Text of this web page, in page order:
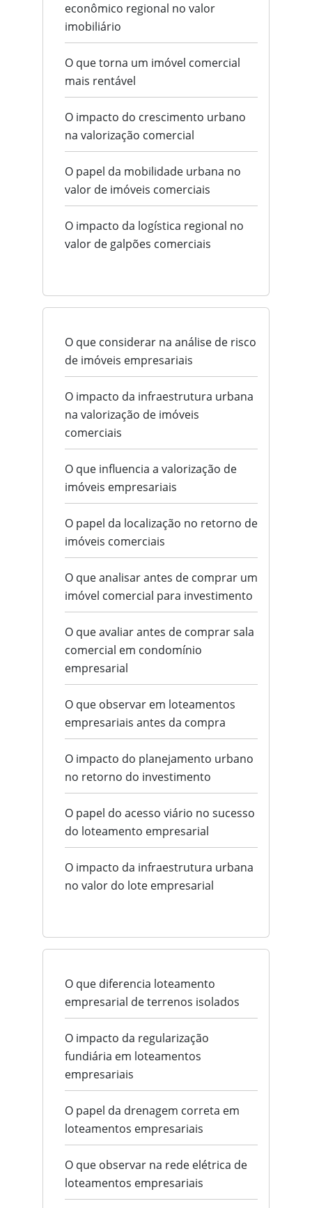
econômico regional no valor
imobiliário
O que torna um imóvel comercial
mais rentável
O impacto do crescimento urbano
na valorização comercial
O papel da mobilidade urbana no
valor de imóveis comerciais
O impacto da logística regional no
valor de galpões comerciais
O que considerar na análise de risco
de imóveis empresariais
O impacto da infraestrutura urbana
na valorização de imóveis
comerciais
O que influencia a valorização de
imóveis empresariais
O papel da localização no retorno de
imóveis comerciais
O que analisar antes de comprar um
imóvel comercial para investimento
O que avaliar antes de comprar sala
comercial em condomínio
empresarial
O que observar em loteamentos
empresariais antes da compra
O impacto do planejamento urbano
no retorno do investimento
O papel do acesso viário no sucesso
do loteamento empresarial
O impacto da infraestrutura urbana
no valor do lote empresarial
O que diferencia loteamento
empresarial de terrenos isolados
O impacto da regularização
fundiária em loteamentos
empresariais
O papel da drenagem correta em
loteamentos empresariais
O que observar na rede elétrica de
loteamentos empresariais